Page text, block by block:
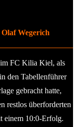
Olaf Wegerich
FC Kilia Kiel, als
den Tabellenführer
gebracht hatte,
restlos überforderten
einem 10:0-Erfolg.